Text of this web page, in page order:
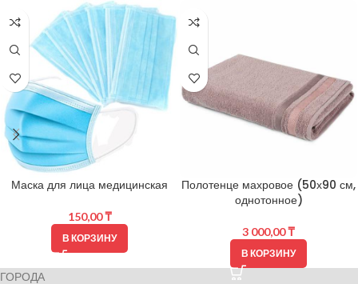
Маска для лица медицинская
150,00₸
В КОРЗИНУ
Полотенце махровое (50х90 см,
однотонное)
3 000,00₸
В КОРЗИНУ
ГОРОДА